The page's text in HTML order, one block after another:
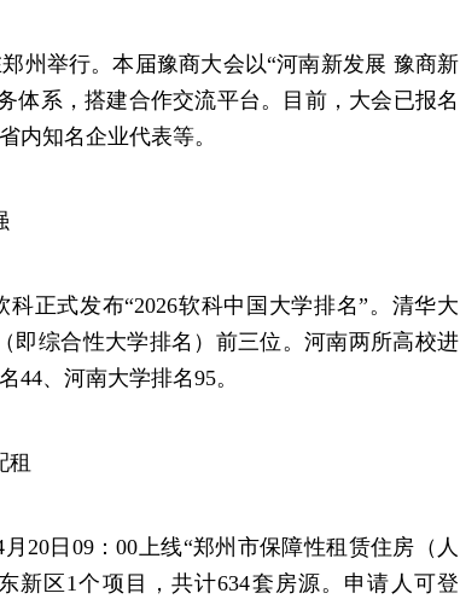
州举行。本届豫商大会以“河南新发展 豫商新
体系，搭建合作交流平台。目前，大会已报名
内知名企业代表等。
正式发布“2026软科中国大学排名”。清华大
即综合性大学排名）前三位。河南两所高校进
44、河南大学排名95。
租
20日09：00上线“郑州市保障性租赁住房（人
新区1个项目，共计634套房源。申请人可登